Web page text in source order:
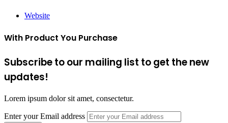
Website
With Product You Purchase
Subscribe to our mailing list to get the new
updates!
Lorem ipsum dolor sit amet, consectetur.
Enter your Email address